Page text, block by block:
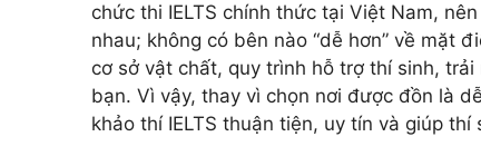
chức thi IELTS chính thức tại Việt Nam,
nhau; không có bên nào “dễ hơn” về mặt
cơ sở vật chất, quy trình hỗ trợ thí sinh,
bạn. Vì vậy, thay vì chọn nơi được đồn là
khảo thí IELTS thuận tiện, uy tín và giúp